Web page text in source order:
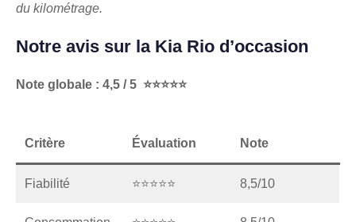
du kilométrage.
Notre avis sur la Kia Rio d’occasion
Note globale : 4,5 / 5 ⭐⭐⭐⭐⭐
Critère Évaluation Note
Fiabilité ⭐⭐⭐⭐⭐ 8,5/10